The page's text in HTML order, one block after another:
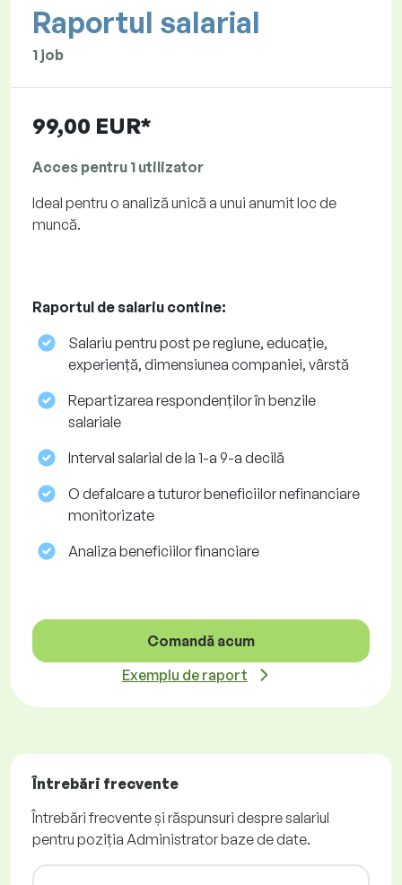
Raportul salarial
1 job
99,00 EUR*
Acces pentru 1 utilizator
Ideal pentru o analiză unică a unui anumit loc de
muncă.
Raportul de salariu contine:
Salariu pentru post pe regiune, educație,
experiență, dimensiunea companiei, vârstă
Repartizarea respondenților în benzile
salariale
Interval salarial de la 1-a 9-a decilă
O defalcare a tuturor beneficiilor nefinanciare
monitorizate
Analiza beneficiilor financiare
Comandă acum
Exemplu de raport
Întrebări frecvente
Întrebări frecvente și răspunsuri despre salariul
pentru poziția Administrator baze de date.